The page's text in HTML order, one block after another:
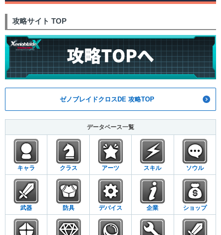
攻略サイト TOP
ゼノブレイドクロスDE 攻略TOP
データベース一覧
キャラ クラス アーツ スキル ソウル
武器 防具 デバイス 企業 ショップ